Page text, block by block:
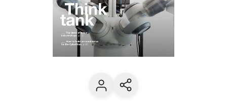
Contact usShare current page